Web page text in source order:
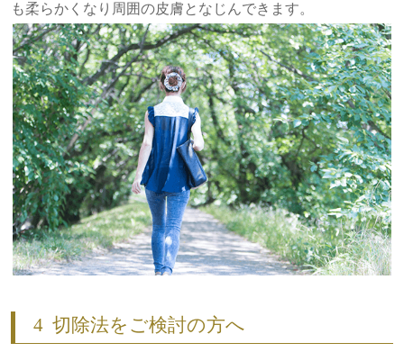
も柔らかくなり周囲の皮膚となじんできます。
4 切除法をご検討の方へ